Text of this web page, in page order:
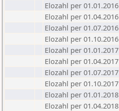
Elozahl per 01.01.2016
Elozahl per 01.04.2016
Elozahl per 01.07.2016
Elozahl per 01.10.2016
Elozahl per 01.01.2017
Elozahl per 01.04.2017
Elozahl per 01.07.2017
Elozahl per 01.10.2017
Elozahl per 01.01.2018
Elozahl per 01.04.2018